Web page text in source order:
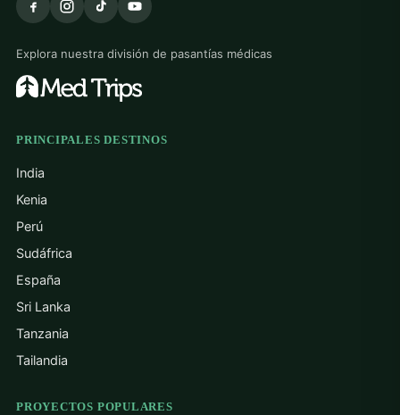
Explora nuestra división de pasantías médicas
PRINCIPALES DESTINOS
India
Kenia
Perú
Sudáfrica
España
Sri Lanka
Tanzania
Tailandia
PROYECTOS POPULARES